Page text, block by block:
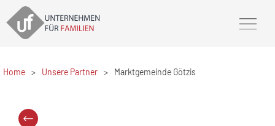
Home > Unsere Partner > Marktgemeinde Götzis